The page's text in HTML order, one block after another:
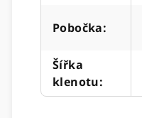
Pobočka:
Šířka
klenotu: